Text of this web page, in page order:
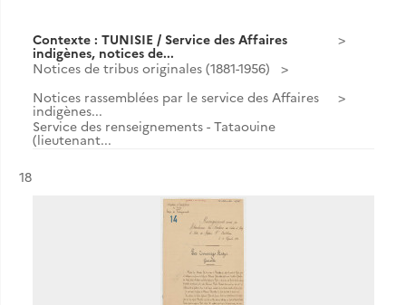
Contexte : TUNISIE / Service des Affaires
indigènes, notices de...
Notices de tribus originales (1881-1956)
Notices rassemblées par le service des Affaires
indigènes...
Service des renseignements - Tataouine
(lieutenant...
Résultat n°
18